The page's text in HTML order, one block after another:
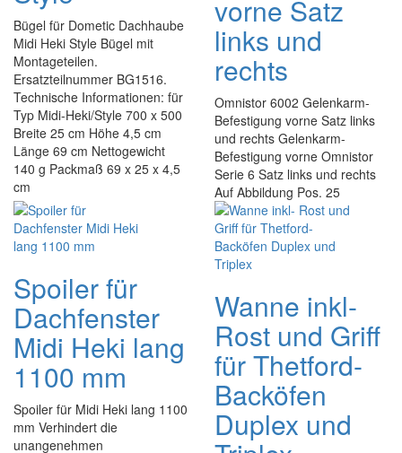
Bügel für Dometic Dachhaube
Midi Heki Style Bügel mit
Montageteilen.
Ersatzteilnummer BG1516.
Technische Informationen: für
Typ Midi-Heki/Style 700 x 500
Breite 25 cm Höhe 4,5 cm
Länge 69 cm Nettogewicht
140 g Packmaß 69 x 25 x 4,5
cm
vorne Satz
links und
rechts
Omnistor 6002 Gelenkarm-
Befestigung vorne Satz links
und rechts Gelenkarm-
Befestigung vorne Omnistor
Serie 6 Satz links und rechts
Auf Abbildung Pos. 25
Spoiler für
Dachfenster
Midi Heki lang
1100 mm
Spoiler für Midi Heki lang 1100
mm Verhindert die
unangenehmen
Wanne inkl-
Rost und Griff
für Thetford-
Backöfen
Duplex und